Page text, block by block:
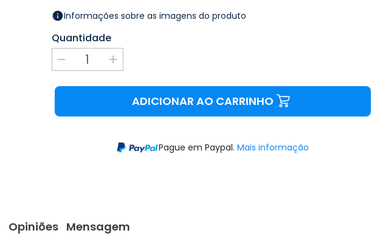
Informações sobre as imagens do produto
Quantidade
ADICIONAR AO CARRINHO
Pague em Paypal.Mais informação
Opiniões Mensagem